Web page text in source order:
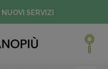
SERVIZI